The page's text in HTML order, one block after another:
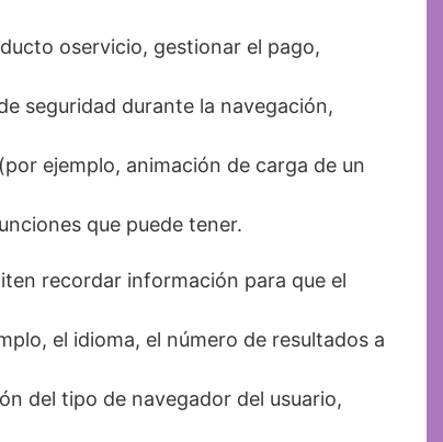
oservicio, gestionar el pago,
seguridad durante la navegación,
ejemplo, animación de carga de un
que puede tener.
recordar información para que el
el idioma, el número de resultados a
del tipo de navegador del usuario,